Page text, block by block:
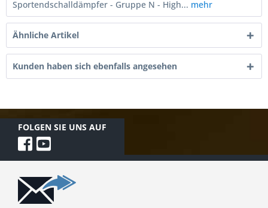
Sportendschalldämpfer - Gruppe N - High... mehr
Ähnliche Artikel
Kunden haben sich ebenfalls angesehen
FOLGEN SIE UNS AUF